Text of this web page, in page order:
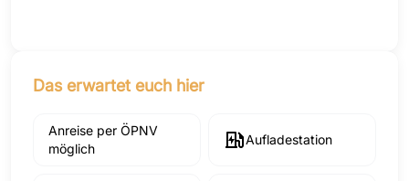
Das erwartet euch hier
Anreise per ÖPNV
möglich
Aufladestation